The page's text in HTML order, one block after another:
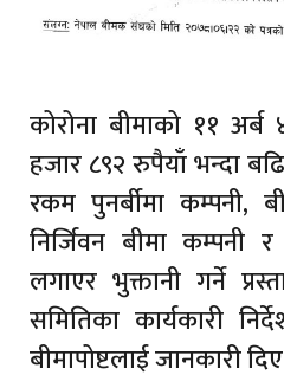
कोरोना बीमाको ११
हजार ८९२ रुपैयाँ भन्दा
रकम पुनर्बीमा कम्पनी,
निर्जिवन बीमा
लगाएर भुक्तानी गर्ने
समितिका कार्यकारी
बीमापोष्टलाई जानकारी